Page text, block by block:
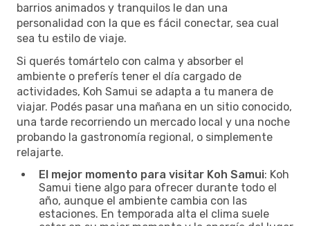
barrios animados y tranquilos le dan una
personalidad con la que es fácil conectar, sea cual
sea tu estilo de viaje.
Si querés tomártelo con calma y absorber el
ambiente o preferís tener el día cargado de
actividades, Koh Samui se adapta a tu manera de
viajar. Podés pasar una mañana en un sitio conocido,
una tarde recorriendo un mercado local y una noche
probando la gastronomía regional, o simplemente
relajarte.
El mejor momento para visitar Koh Samui: Koh
Samui tiene algo para ofrecer durante todo el
año, aunque el ambiente cambia con las
estaciones. En temporada alta el clima suele